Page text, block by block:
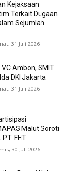
Kejaksaan
Terkait Dugaan
Sejumlah
31 Juli 2026
Ambon, SMIT
DKI Jakarta
31 Juli 2026
Malut Soroti
FHT
30 Juli 2026